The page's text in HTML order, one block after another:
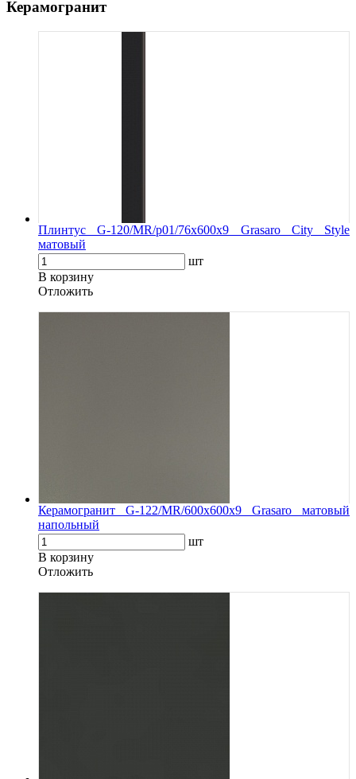
Керамогранит
Плинтус G-120/MR/p01/76x600x9 Grasaro City Style
матовый
шт
В корзину
Oтложить
Керамогранит G-122/MR/600x600x9 Grasaro матовый
напольный
шт
В корзину
Oтложить